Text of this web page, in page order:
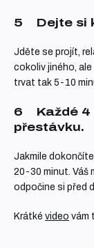
5 Dejte si
Jděte se projít,
cokoliv jiného,
trvat tak 5-10
6 Každé
přestávku.
Jakmile
20-30 minut. Váš
odpočine si před
Krátké video vám